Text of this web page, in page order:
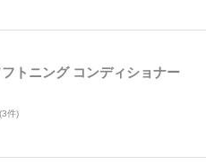
トニング コンディショナー
(3件)